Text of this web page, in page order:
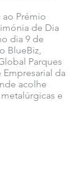
Prémio
de Dia
dia 9 de
BlueBiz,
Parques
Empresarial da
acolhe
e